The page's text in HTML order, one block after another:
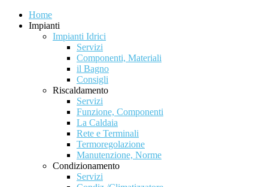
Home
Impianti
Impianti Idrici
Servizi
Componenti, Materiali
il Bagno
Consigli
Riscaldamento
Servizi
Funzione, Componenti
La Caldaia
Rete e Terminali
Termoregolazione
Manutenzione, Norme
Condizionamento
Servizi